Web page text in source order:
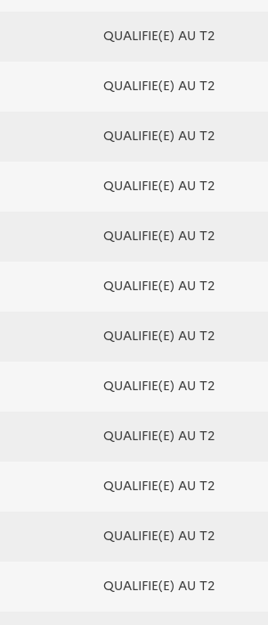
QUALIFIE(E) AU T2
QUALIFIE(E) AU T2
QUALIFIE(E) AU T2
QUALIFIE(E) AU T2
QUALIFIE(E) AU T2
QUALIFIE(E) AU T2
QUALIFIE(E) AU T2
QUALIFIE(E) AU T2
QUALIFIE(E) AU T2
QUALIFIE(E) AU T2
QUALIFIE(E) AU T2
QUALIFIE(E) AU T2